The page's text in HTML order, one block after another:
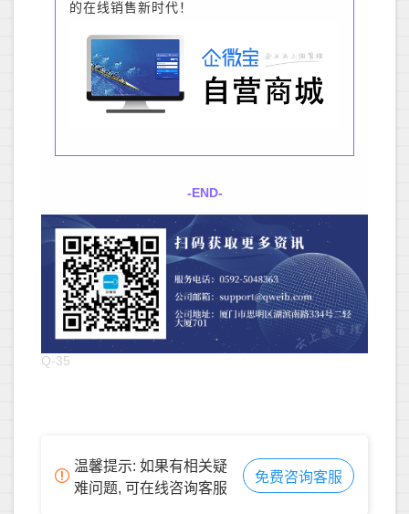
的在线销售新时代！
-END-
Q-35
温馨提示: 如果有相关疑
难问题, 可在线咨询客服
免费咨询客服